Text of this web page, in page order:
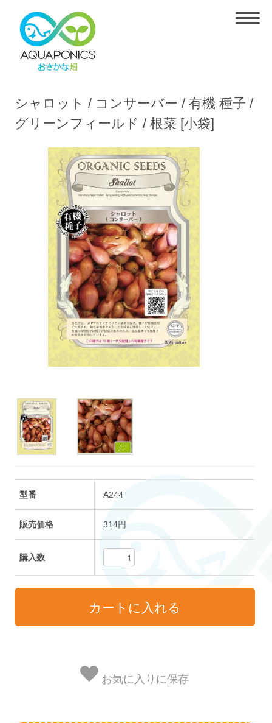
シャロット / コンサーバー / 有機 種子 /
グリーンフィールド / 根菜 [小袋]
型番 A244
販売価格 314円
購入数
お気に入りに保存